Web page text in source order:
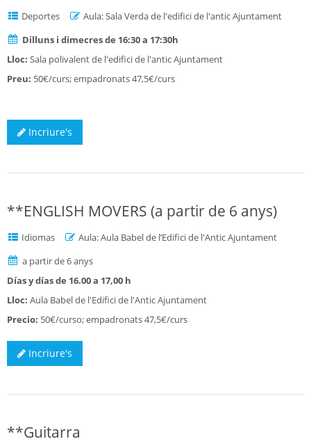
Deportes
Aula: Sala Verda de l'edifici de l'antic Ajuntament
Dilluns i dimecres de 16:30 a 17:30h
Lloc: Sala polivalent de l'edifici de l'antic Ajuntament
Preu: 50€/curs; empadronats 47,5€/curs
Incriure's
**ENGLISH MOVERS (a partir de 6 anys)
Idiomas
Aula: Aula Babel de l’Edifici de l'Antic Ajuntament
a partir de 6 anys
Días y días de 16.00 a 17,00 h
Lloc: Aula Babel de l'Edifici de l'Antic Ajuntament
Precio: 50€/curso; empadronats 47,5€/curs
Incriure's
**Guitarra